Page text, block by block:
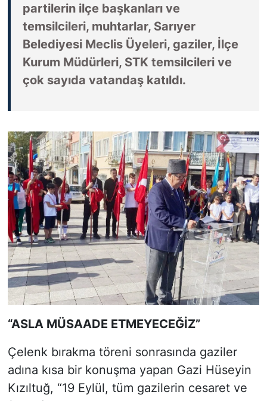
partilerin ilçe başkanları ve
temsilcileri, muhtarlar, Sarıyer
Belediyesi Meclis Üyeleri, gaziler, İlçe
Kurum Müdürleri, STK temsilcileri ve
çok sayıda vatandaş katıldı.
“ASLA MÜSAADE ETMEYECEĞİZ”
Çelenk bırakma töreni sonrasında gaziler
adına kısa bir konuşma yapan Gazi Hüseyin
Kızıltuğ, “19 Eylül, tüm gazilerin cesaret ve